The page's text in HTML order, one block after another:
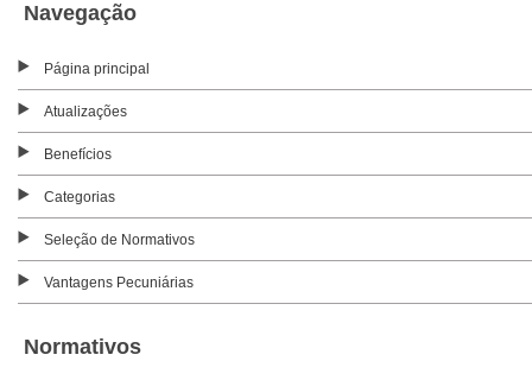
Navegação
Página principal
Atualizações
Benefícios
Categorias
Seleção de Normativos
Vantagens Pecuniárias
Normativos